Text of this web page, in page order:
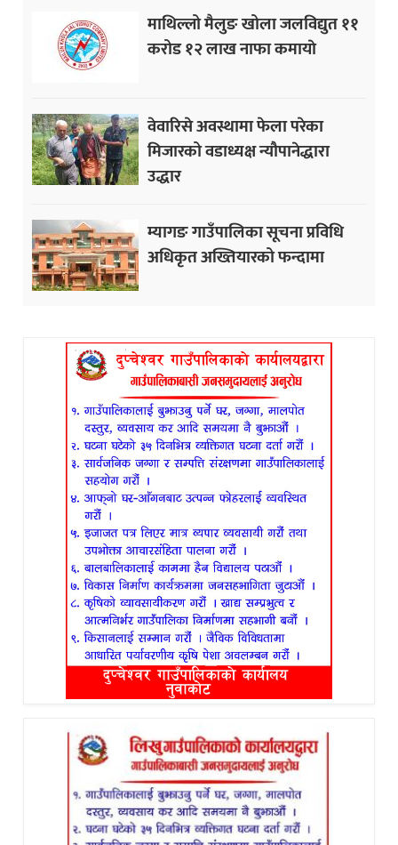
माथिल्लो मैलुङ खोला जलविद्युत ११
करोड १२ लाख नाफा कमायाे
वेवारिसे अवस्थामा फेला परेका
मिजारको वडाध्यक्ष न्यौपानेद्धारा
उद्धार
म्यागङ गाउँपालिका सूचना प्रविधि
अधिकृत अख्तियारको फन्दामा